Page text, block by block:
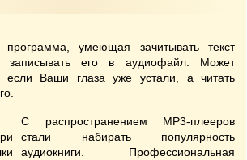
программа, умеющая зачитывать текст
записывать его в аудиофайл. Может
если Ваши глаза уже устали, а читать
С распространением MP3-плееров
стали набирать популярность
аудиокниги. Профессиональная